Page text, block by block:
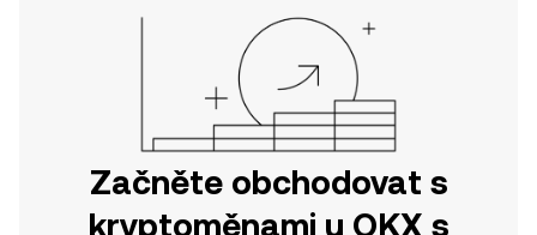
Začněte obchodovat s
kryptoměnami u OKX s